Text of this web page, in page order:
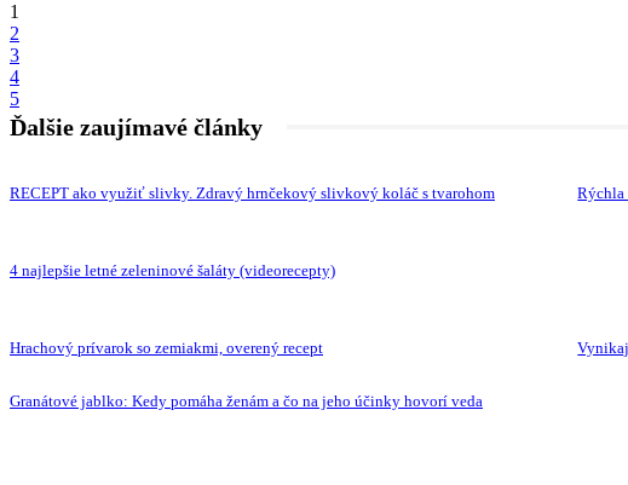
1
2
3
4
5
Ďalšie zaujímavé články
RECEPT ako využiť slivky. Zdravý hrnčekový slivkový koláč s tvarohom Rýchla
4 najlepšie letné zeleninové šaláty (videorecepty)
Hrachový prívarok so zemiakmi, overený recept
Granátové jablko: Kedy pomáha ženám a čo na jeho účinky hovorí veda